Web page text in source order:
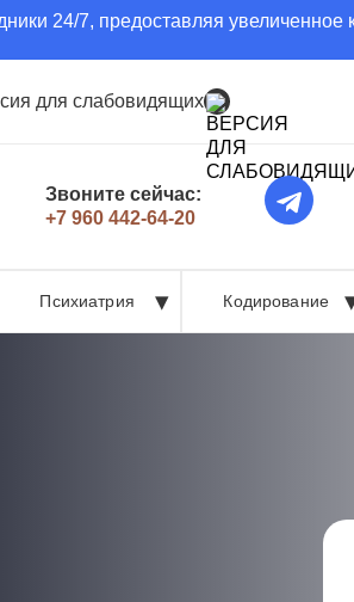
24/7, предоставляя увеличенное
для слабовидящих
Звоните сейчас:
+7 960 442-64-20
Психиатрия Кодирование